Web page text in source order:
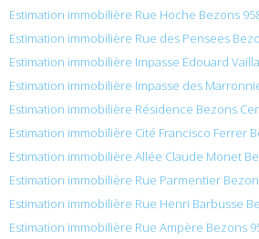
Estimation immobilière Rue Hoche Bezons
Estimation immobilière Rue des Pensees
Estimation immobilière Impasse Édouard
Estimation immobilière Impasse des
Estimation immobilière Résidence Bezons
Estimation immobilière Cité Francisco Ferrer
Estimation immobilière Allée Claude Monet
Estimation immobilière Rue Parmentier
Estimation immobilière Rue Henri Barbusse
Estimation immobilière Rue Ampère Bezons